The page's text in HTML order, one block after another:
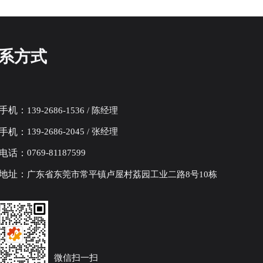
方式
机： 139-2686-1536 / 陈经理
机： 139-2686-2045 / 张经理
电话： 0769-81187599
址： 广东省东莞市常平镇卢屋村荔园工业二路8号10栋
微信扫一扫